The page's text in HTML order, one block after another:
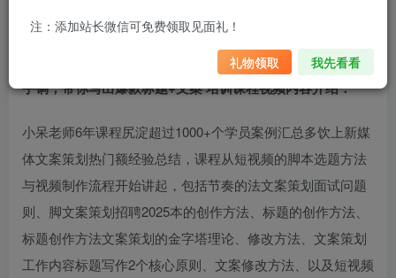
通过自学联盟平台：小呆《短视频深度文案课》上热门的杀
手锏，带你写出爆款标题+文案 培训课程视频内容介绍：
小呆老师6年课程尻淀超过1000+个学员案例汇总多饮上新媒
体文案策划热门额经验总结，课程从短视频的脚本选题方法
与视频制作流程开始讲起，包括节奏的法文案策划面试问题
则、脚文案策划招聘2025本的创作方法、标题的创作方法、
标题创作方法文案策划的金字塔理论 、修改方法、 文案策划
工作内容标题写作2个核心原则、文案修改方法、以及短视频
注：添加站长微信可免费领取见面礼！
礼物领取 我先看看